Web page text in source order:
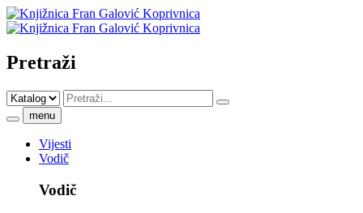
Pretraži
menu
Vijesti
Vodič
Vodič